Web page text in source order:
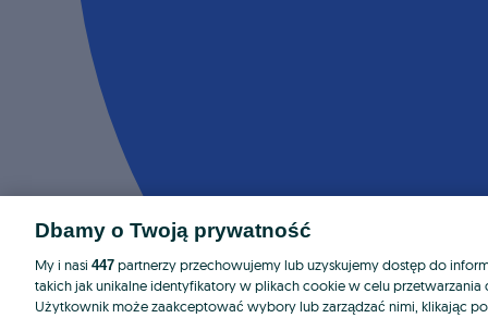
Dbamy o Twoją prywatność
My i nasi 447 partnerzy przechowujemy lub uzyskujemy dostęp do
takich jak unikalne identyfikatory w plikach cookie w celu
Użytkownik może zaakceptować wybory lub zarządzać nimi, klikając